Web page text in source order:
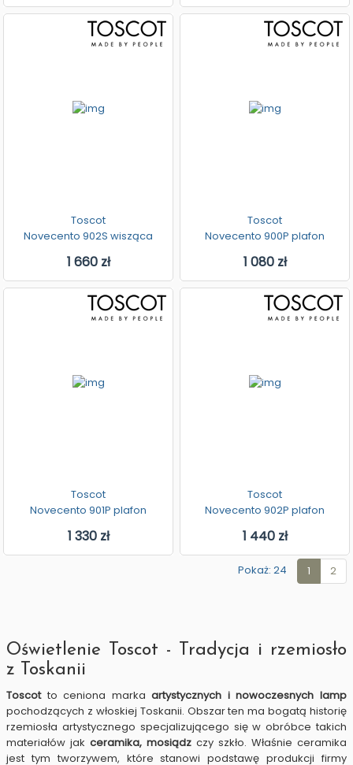
Toscot
Novecento 902S wisząca
1 660 zł
Toscot
Novecento 900P plafon
1 080 zł
Toscot
Novecento 901P plafon
1 330 zł
Toscot
Novecento 902P plafon
1 440 zł
Pokaż: 24 1 2
Oświetlenie Toscot - Tradycja i rzemiosło
z Toskanii
Toscot to ceniona marka artystycznych i nowoczesnych lamp
pochodzących z włoskiej Toskanii. Obszar ten ma bogatą historię
rzemiosła artystycznego specjalizującego się w obróbce takich
materiałów jak ceramika, mosiądz czy szkło. Właśnie ceramika
jest tym tworzywem, które stanowi podstawę produkcji firmy